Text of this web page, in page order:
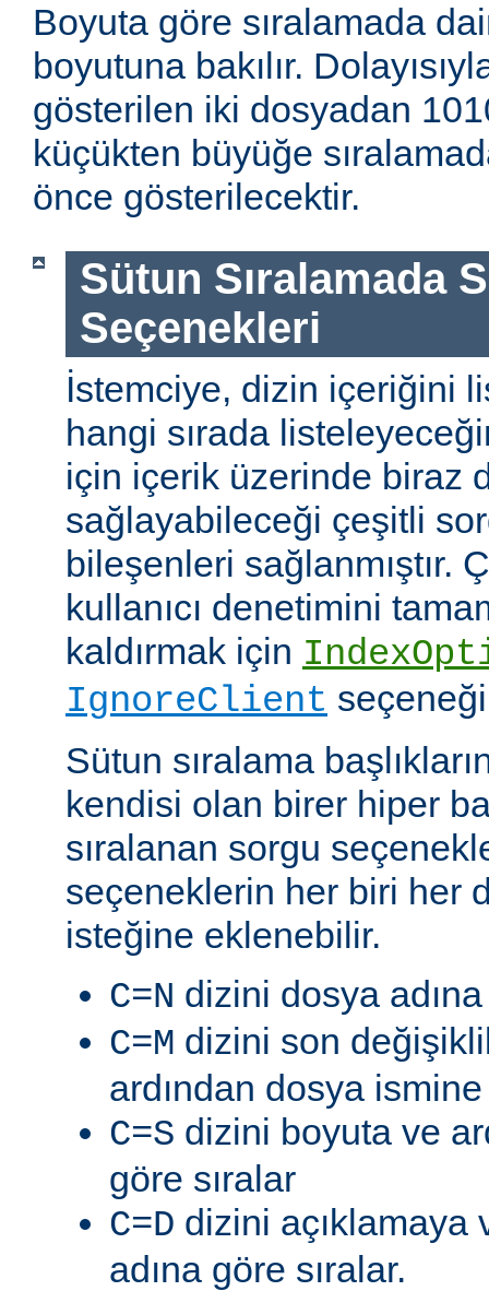
Boyuta göre sıralamada
boyutuna bakılır.
gösterilen iki dosyadan
küçükten büyüğe
önce gösterilecektir.
Sütun Sıralamada
Seçenekleri
İstemciye, dizin içeriğini
hangi sırada
için içerik üzerinde biraz
sağlayabileceği çeşitli
bileşenleri sağlanmıştır.
kullanıcı denetimini
kaldırmak için
IgnoreClient
Sütun sıralama
kendisi olan birer hiper
sıralanan sorgu
seçeneklerin her biri her
isteğine eklenebilir.
C=N dizini dosya
C=M dizini son
ardından dosya
C=S dizini boyuta ve
göre sıralar
C=D dizini açıklamaya
adına göre sıralar.